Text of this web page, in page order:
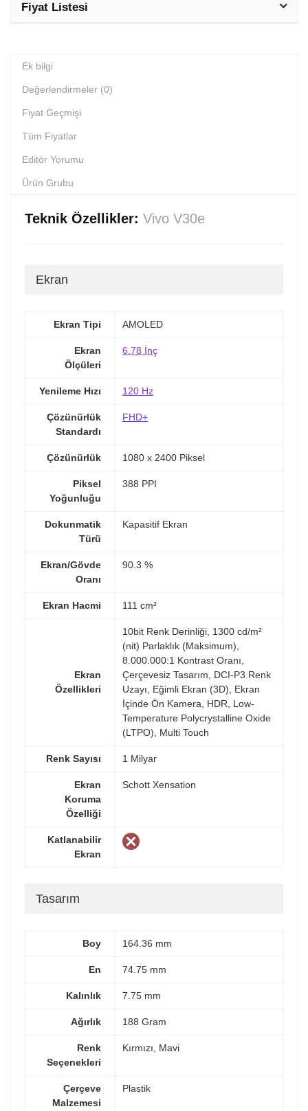
Fiyat Listesi
Ek bilgi
Değerlendirmeler (0)
Fiyat Geçmişi
Tüm Fiyatlar
Editör Yorumu
Ürün Grubu
Teknik Özellikler: Vivo V30e
Ekran
Ekran Tipi AMOLED
Ekran
Ölçüleri
6.78 İnç
Yenileme Hızı 120 Hz
Çözünürlük
Standardı
FHD+
Çözünürlük 1080 x 2400 Piksel
Piksel
Yoğunluğu
388 PPI
Dokunmatik
Türü
Kapasitif Ekran
Ekran/Gövde
Oranı
90.3 %
Ekran Hacmi 111 cm²
Ekran
Özellikleri
10bit Renk Derinliği, 1300 cd/m²
(nit) Parlaklık (Maksimum),
8.000.000:1 Kontrast Oranı,
Çerçevesiz Tasarım, DCI-P3 Renk
Uzayı, Eğimli Ekran (3D), Ekran
İçinde Ön Kamera, HDR, Low-
Temperature Polycrystalline Oxide
(LTPO), Multi Touch
Renk Sayısı 1 Milyar
Ekran
Koruma
Özelliği
Schott Xensation
Katlanabilir
Ekran
Tasarım
Boy 164.36 mm
En 74.75 mm
Kalınlık 7.75 mm
Ağırlık 188 Gram
Renk
Seçenekleri
Kırmızı, Mavi
Çerçeve
Malzemesi
Plastik